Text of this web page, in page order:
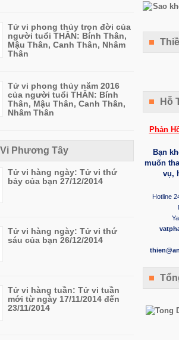
Tử vi phong thủy trọn đời của
người tuổi THÂN: Bính Thân,
Mậu Thân, Canh Thân, Nhâm
Thân
Tử vi phong thủy năm 2016
của người tuổi THÂN: Bính
Thân, Mậu Thân, Canh Thân,
Nhâm Thân
Phương Tây
Tử vi hàng ngày: Tử vi thứ
bảy của bạn 27/12/2014
Tử vi hàng ngày: Tử vi thứ
sáu của bạn 26/12/2014
Tử vi hàng tuần: Tử vi tuần
mới từ ngày 17/11/2014 đến
23/11/2014
Hỗ
Phản
Bạn
muốn
vụ,
Hotline